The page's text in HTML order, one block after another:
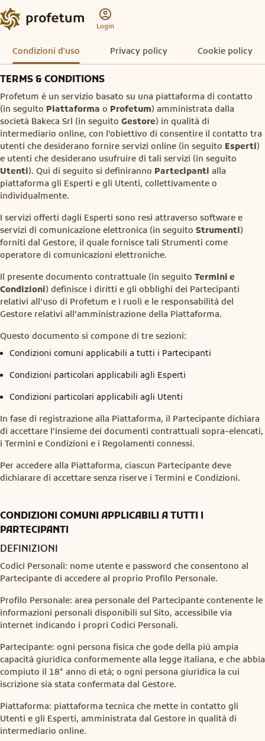
Login
Condizioni d'uso Privacy policy Cookie policy
TERMS & CONDITIONS
Profetum è un servizio basato su una piattaforma di contatto
(in seguito Piattaforma o Profetum) amministrata dalla
società Bakeca Srl (in seguito Gestore) in qualità di
intermediario online, con l’obiettivo di consentire il contatto tra
utenti che desiderano fornire servizi online (in seguito Esperti)
e utenti che desiderano usufruire di tali servizi (in seguito
Utenti). Qui di seguito si definiranno Partecipanti alla
piattaforma gli Esperti e gli Utenti, collettivamente o
individualmente.
I servizi offerti dagli Esperti sono resi attraverso software e
servizi di comunicazione elettronica (in seguito Strumenti)
forniti dal Gestore, il quale fornisce tali Strumenti come
operatore di comunicazioni elettroniche.
Il presente documento contrattuale (in seguito Termini e
Condizioni) definisce i diritti e gli obblighi dei Partecipanti
relativi all’uso di Profetum e i ruoli e le responsabilità del
Gestore relativi all’amministrazione della Piattaforma.
Questo documento si compone di tre sezioni:
Condizioni comuni applicabili a tutti i Partecipanti
Condizioni particolari applicabili agli Esperti
Condizioni particolari applicabili agli Utenti
In fase di registrazione alla Piattaforma, il Partecipante dichiara
di accettare l’insieme dei documenti contrattuali sopra-elencati,
i Termini e Condizioni e i Regolamenti connessi.
Per accedere alla Piattaforma, ciascun Partecipante deve
dichiarare di accettare senza riserve i Termini e Condizioni.
CONDIZIONI COMUNI APPLICABILI A TUTTI I
PARTECIPANTI
DEFINIZIONI
Codici Personali: nome utente e password che consentono al
Partecipante di accedere al proprio Profilo Personale.
Profilo Personale: area personale del Partecipante contenente le
informazioni personali disponibili sul Sito, accessibile via
internet indicando i propri Codici Personali.
Partecipante: ogni persona fisica che gode della più ampia
capacità giuridica conformemente alla legge italiana, e che abbia
compiuto il 18° anno di età; o ogni persona giuridica la cui
iscrizione sia stata confermata dal Gestore.
Piattaforma: piattaforma tecnica che mette in contatto gli
Utenti e gli Esperti, amministrata dal Gestore in qualità di
intermediario online.